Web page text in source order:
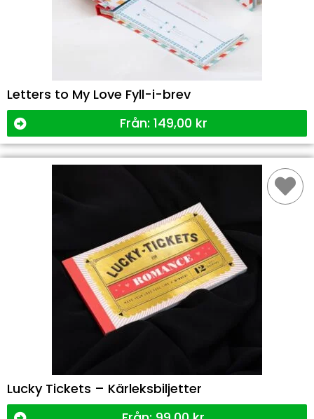
Letters to My Love Fyll-i-brev
Från: 149,00 kr
Lucky Tickets – Kärleksbiljetter